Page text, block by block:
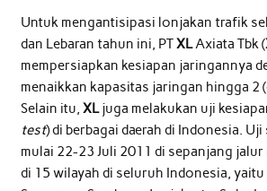
Untuk mengantisipasi lonjakan trafik
dan Lebaran tahun ini, PTXLAxiata Tbk (
mempersiapkan kesiapan jaringannya
menaikkan kapasitas jaringan hingga 2
Selain itu, XLjuga melakukan uji
test) di berbagai daerah di Indonesia.
mulai 22-23 Juli 2011 di sepanjang
di 15 wilayah di seluruh Indonesia, yaitu